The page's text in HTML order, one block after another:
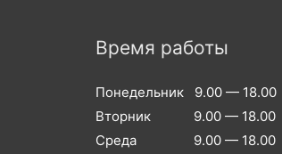
Время работы
Понедельник 9.00 — 18.00
Вторник 9.00 — 18.00
Среда 9.00 — 18.00